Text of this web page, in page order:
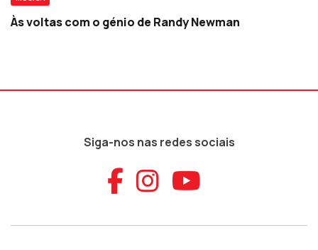
Às voltas com o génio de Randy Newman
Siga-nos nas redes sociais
Aceder ao
Aceder ao
Aceder